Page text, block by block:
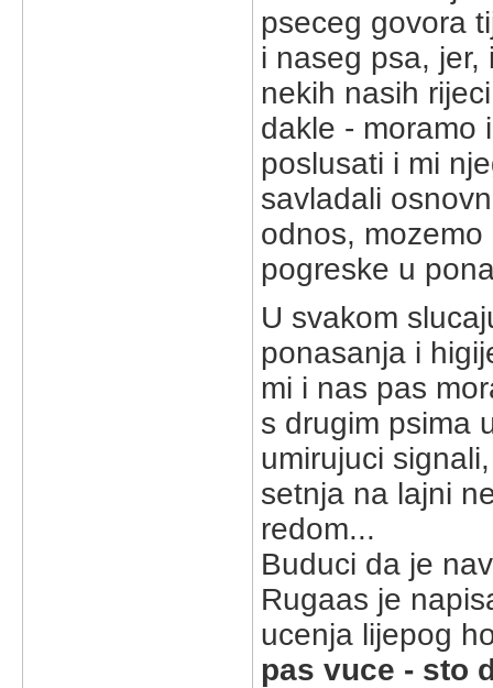
pseceg govora
i naseg psa, jer,
nekih nasih
dakle - moramo
poslusati i mi
savladali
odnos,
pogreske u
U svakom
ponasanja i
mi i nas pas
s drugim psima
umirujuci
setnja na lajni
redom...
Buduci da je
Rugaas je
ucenja lijepog
pas vuce - sto